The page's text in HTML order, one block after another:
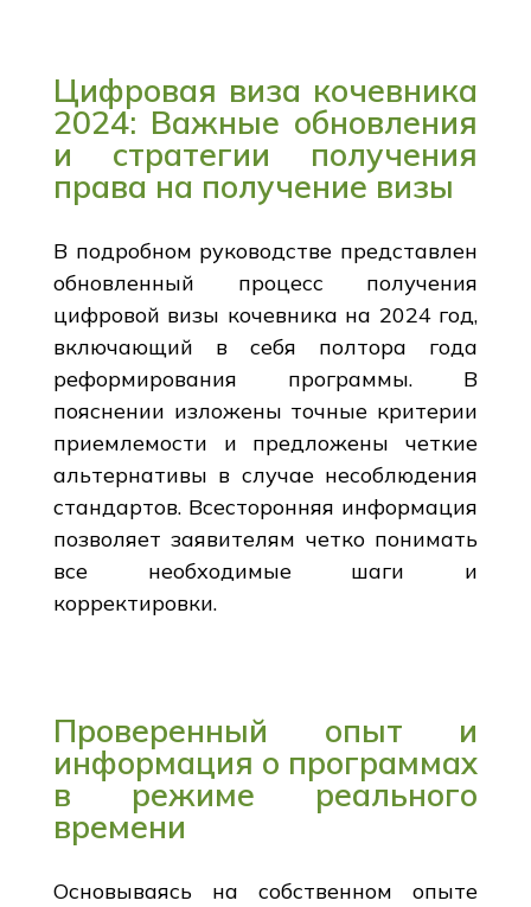
Цифровая виза кочевника
2024: Важные обновления
и стратегии получения
права на получение визы
В подробном руководстве представлен
обновленный процесс получения
цифровой визы кочевника на 2024 год,
включающий в себя полтора года
реформирования программы. В
пояснении изложены точные критерии
приемлемости и предложены четкие
альтернативы в случае несоблюдения
стандартов. Всесторонняя информация
позволяет заявителям четко понимать
все необходимые шаги и
корректировки.
Проверенный опыт и
информация о программах
в режиме реального
времени
Основываясь на собственном опыте